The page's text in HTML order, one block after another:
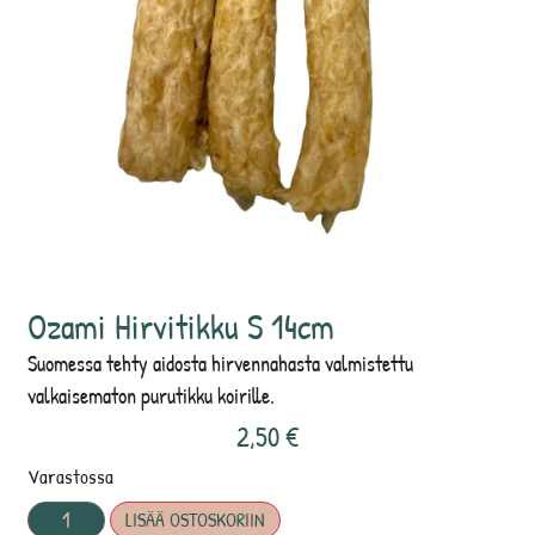
Ozami Hirvitikku S 14cm
Suomessa tehty aidosta hirvennahasta valmistettu
valkaisematon purutikku koirille.
2,50€
Varastossa
LISÄÄ OSTOSKORIIN